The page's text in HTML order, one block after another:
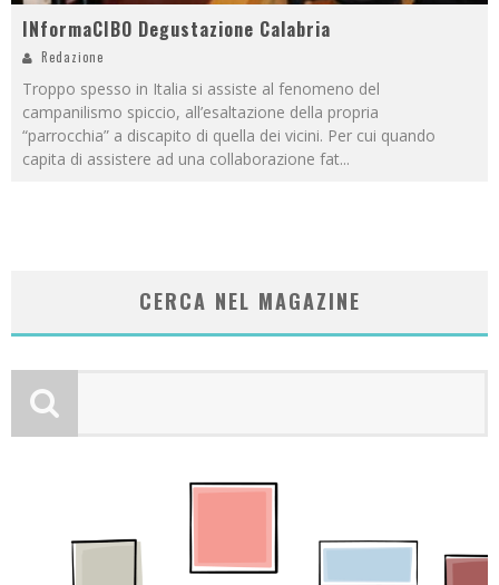
INformaCIBO Degustazione Calabria
Redazione
Troppo spesso in Italia si assiste al fenomeno del
campanilismo spiccio, all’esaltazione della propria
“parrocchia” a discapito di quella dei vicini. Per cui quando
capita di assistere ad una collaborazione fat...
CERCA NEL MAGAZINE